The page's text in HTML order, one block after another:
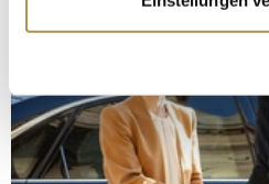
Informationen über Ihre
erfassen, welche bis auf
bestimmten Merkmalen
Erfahren Sie mehr darüber,
verarbeitet werden, und legen